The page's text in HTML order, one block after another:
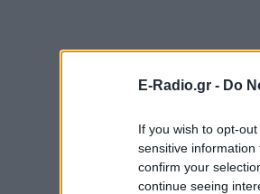
E-Radio.gr - Do
If you wish to opt-
sensitive
confirm your
continue seeing